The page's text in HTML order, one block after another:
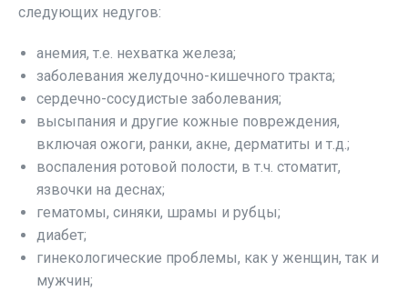
следующих недугов:
анемия, т.е. нехватка железа;
заболевания желудочно-кишечного тракта;
сердечно-сосудистые заболевания;
высыпания и другие кожные повреждения,
включая ожоги, ранки, акне, дерматиты и т.д.;
воспаления ротовой полости, в т.ч. стоматит,
язвочки на деснах;
гематомы, синяки, шрамы и рубцы;
диабет;
гинекологические проблемы, как у женщин, так и
мужчин;